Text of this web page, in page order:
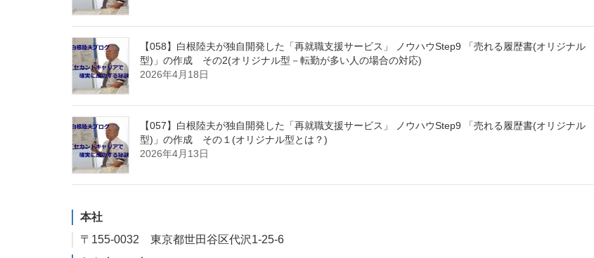
【058】白根陸夫が独自開発した「再就職支援サービス」 ノウハウStep9 「売れる履歴書(オリジナル
型)」の作成 その2(オリジナル型－転勤が多い人の場合の対応)
2026年4月18日
【057】白根陸夫が独自開発した「再就職支援サービス」 ノウハウStep9 「売れる履歴書(オリジナル
型)」の作成 その１(オリジナル型とは？)
2026年4月13日
本社
〒155-0032 東京都世田谷区代沢1-25-6